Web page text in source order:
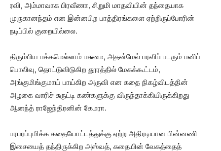
ரவி, அம்மாவாக பிரவீணா, சிறுமி மாதவியின் தந்தையாக
முருகானந்தம் என இன்னபிற பாத்திரங்களை ஏற்றிருப்போரின்
நடிப்பில் குறையில்லை.
திரும்பிய பக்கமெல்லாம் பசுமை, அதன்மேல் பரவிப் படரும் பனிப்
பொலிவு, தொட்டுவிடுகிற தூரத்தில் மேகக்கூட்டம்,
அங்குமிங்குமாய் பாய்கிற அருவி என கதை நிகழ்விடத்தின்
அழகை வாரிச் சுருட்டி கண்களுக்கு விருந்தாக்கியிருக்கிறது
ஆனந்த் ராஜேந்திரனின் கேமரா.
பரபரப்புமிக்க கதையோட்டத்துக்கு ஏற்ற அதிரடியான பின்னணி
இசையைத் தந்திருக்கிற அஸ்வத், கதையின் வேகத்தைத்